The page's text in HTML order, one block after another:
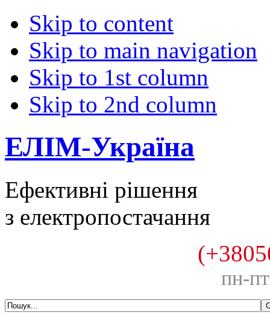
Skip to content
Skip to main navigation
Skip to 1st column
Skip to 2nd column
ЕЛІМ-Україна
Ефективні рішення
з електропостачання
пн-